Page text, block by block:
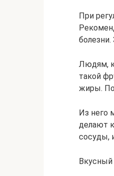
При
Людям,
такой
жиры.
Из него
делают
сосуды,
Вкусный